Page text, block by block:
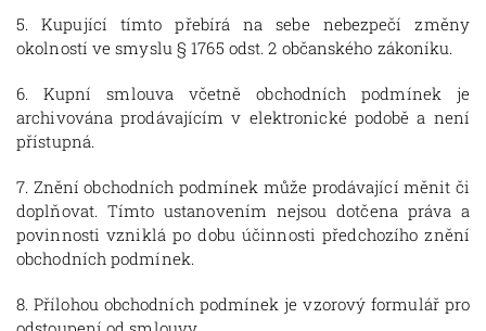
5. Kupující tímto přebírá na sebe nebezpečí změny
okolností ve smyslu § 1765 odst. 2 občanského zákoníku.
6. Kupní smlouva včetně obchodních podmínek je
archivována prodávajícím v elektronické podobě a není
přístupná.
7. Znění obchodních podmínek může prodávající měnit či
doplňovat. Tímto ustanovením nejsou dotčena práva a
povinnosti vzniklá po dobu účinnosti předchozího znění
obchodních podmínek.
8. Přílohou obchodních podmínek je vzorový formulář pro